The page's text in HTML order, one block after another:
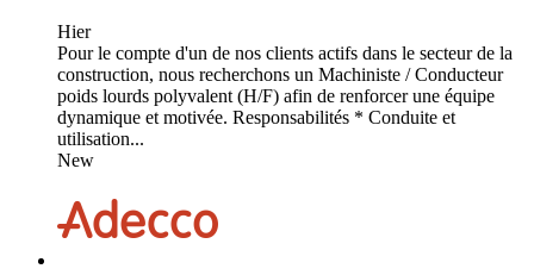
Hier
Pour le compte d'un de nos clients actifs dans le secteur de la
construction, nous recherchons un Machiniste / Conducteur
poids lourds polyvalent (H/F) afin de renforcer une équipe
dynamique et motivée. Responsabilités * Conduite et
utilisation...
New